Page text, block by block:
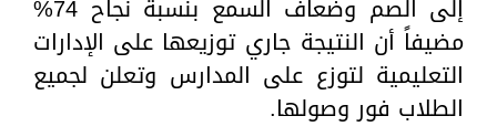
إلى الصم وضعاف السمع بنسبة نجاح 74%
مضيفاً أن النتيجة جاري توزيعها على الإدارات
التعليمية لتوزع على المدارس وتعلن لجميع
الطلاب فور وصولها.